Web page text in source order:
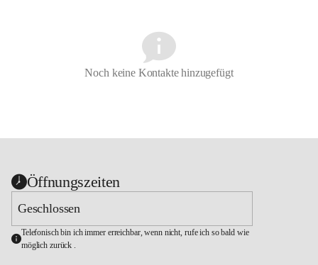
Noch keine Kontakte hinzugefügt
Öffnungszeiten
Geschlossen
Telefonisch bin ich immer erreichbar, wenn nicht, rufe ich so bald wie
möglich zurück .